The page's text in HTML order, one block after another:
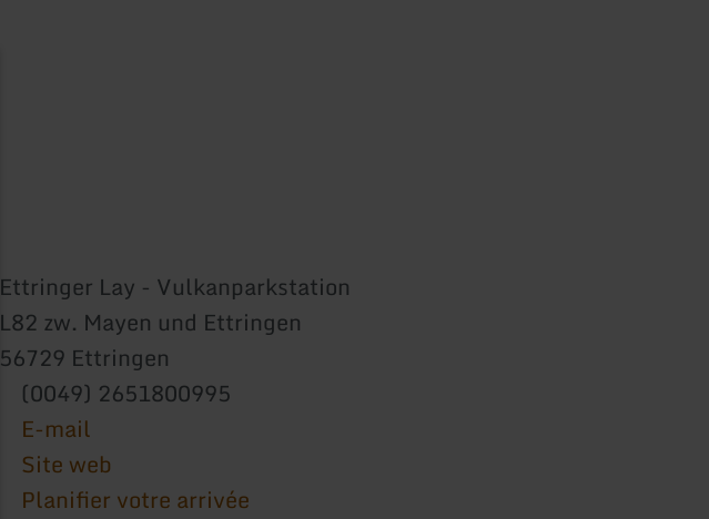
Ettringer Lay - Vulkanparkstation
L82 zw. Mayen und Ettringen
56729 Ettringen
(0049) 2651800995
E-mail
Site web
Planifier votre arrivée